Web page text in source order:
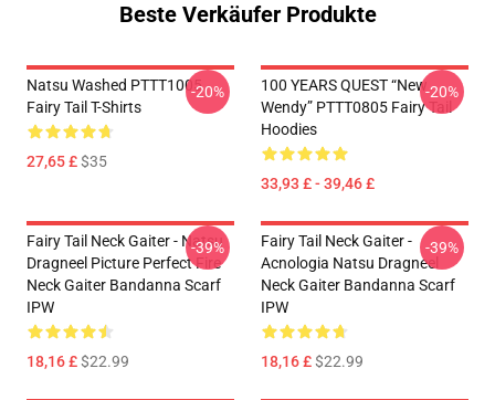
Beste Verkäufer Produkte
Natsu Washed PTTT1005
Fairy Tail T-Shirts
27,65 £$35
-20%
100 YEARS QUEST “New
Wendy” PTTT0805 Fairy Tail
Hoodies
33,93 £ - 39,46 £
-20%
Fairy Tail Neck Gaiter - Natsu
Dragneel Picture Perfect Fire
Neck Gaiter Bandanna Scarf
IPW
18,16 £$22.99
-39%
Fairy Tail Neck Gaiter -
Acnologia Natsu Dragneel
Neck Gaiter Bandanna Scarf
IPW
18,16 £$22.99
-39%